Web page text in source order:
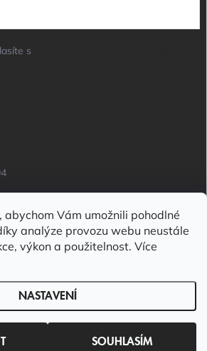
abychom Vám umožnili pohodlné
analýze provozu webu neustále
výkon a použitelnost. Více
NASTAVENÍ
SOUHLASÍM
s
e-shop. Všechna práva vyhrazena.Upravit